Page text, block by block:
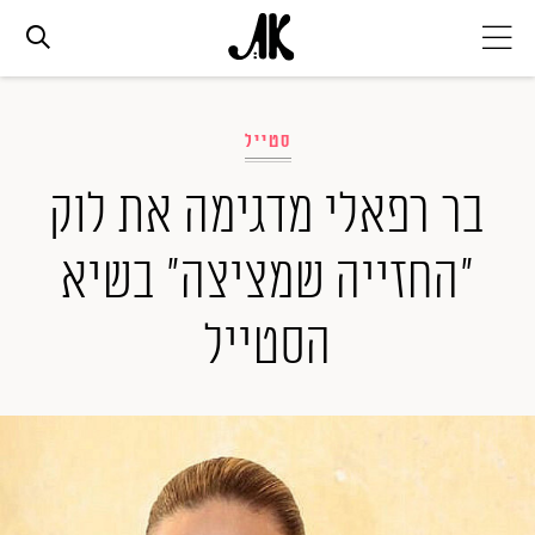
אופנה
ביוטי
סלבס
ערוצים נוספים
המגזין
סטייל
בר רפאלי מדגימה את לוק
"החזייה שמציצה" בשיא
הסטייל